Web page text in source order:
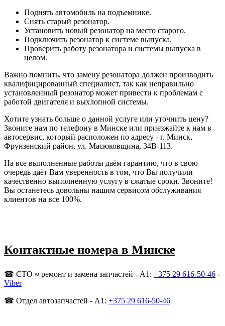
Поднять автомобиль на подъемнике.
Снять старый резонатор.
Установить новый резонатор на место старого.
Подключить резонатор к системе выпуска.
Проверить работу резонатора и системы выпуска в
целом.
Важно помнить, что замену резонатора должен производить
квалифицированный специалист, так как неправильно
установленный резонатор может привести к проблемам с
работой двигателя и выхлопной системы.
Хотите узнать больше о данной услуге или уточнить цену?
Звоните нам по телефону в Минске или приезжайте к нам в
автосервис, который расположен по адресу - г. Минск,
Фрунзенский район, ул. Масюковщина, 34В-113.
На все выполненные работы даём гарантию, что в свою
очередь даёт Вам уверенность в том, что Вы получили
качественно выполненную услугу в сжатые сроки. Звоните!
Вы останетесь довольны нашим сервисом обслуживания
клиентов на все 100%.
Контактные номера в Минске
☎ СТО ≈ ремонт и замена запчастей - A1: +375 29 616-50-46 -
Viber
☎ Отдел автозапчастей - A1: +375 29 616-50-46